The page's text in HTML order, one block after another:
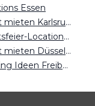
Essen
Restaurant mieten Karlsruhe
Weihnachtsfeier-Locations Freiburg
Restaurant mieten Düsseldorf
Teambuilding Ideen Freiburg